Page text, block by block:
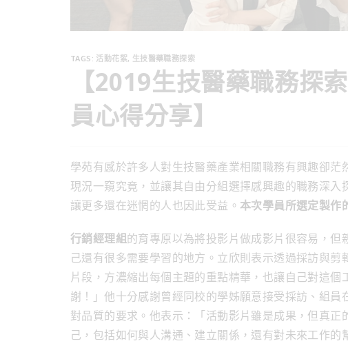
TAGS : 活動花絮, 生技醫藥職務探索
【2019生技醫藥職務探
員心得分享】
學苑有感於許多人對生技醫藥產業相關職務有興趣卻
現況一窺究竟，並讓其自由分組選擇感興趣的職務深
讓更多還在迷惘的人也因此受益。 本次學員所選定製作
行銷經理組的育專原以為將投影片做成影片很容易，
己還有很多需要學習的地方。立欣則表示透過採訪與
片段，方濃縮出每個主題的重點精華，也讓自己對這
謝！」他十分感謝曾經同校的學姊願意接受採訪、組
對品質的要求。他表示：「活動影片雖是成果，但真
己，包括如何與人溝通、建立關係，還有對未來工作的